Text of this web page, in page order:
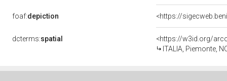
foaf:depiction <https://
dcterms:spatial
<https://w3id.org/
ITALIA, Piemonte,